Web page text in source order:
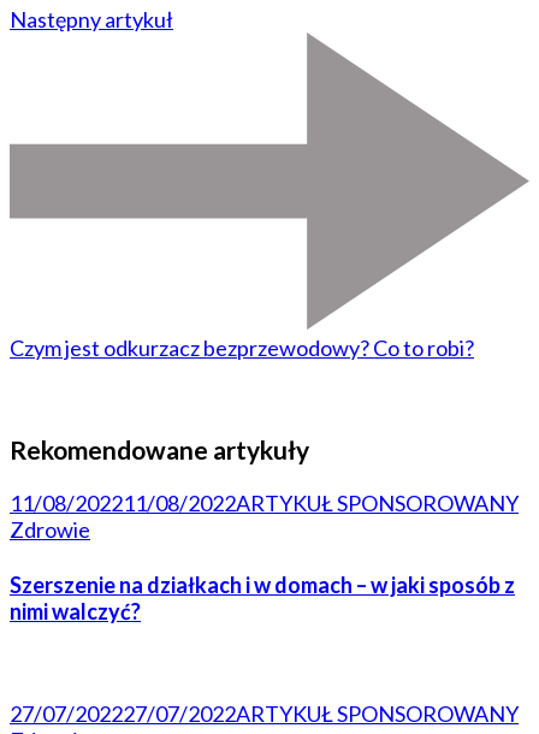
Następny artykuł
Czym jest odkurzacz bezprzewodowy? Co to robi?
Rekomendowane artykuły
11/08/202211/08/2022ARTYKUŁ SPONSOROWANY
Zdrowie
Szerszenie na działkach i w domach – w jaki sposób z
nimi walczyć?
27/07/202227/07/2022ARTYKUŁ SPONSOROWANY